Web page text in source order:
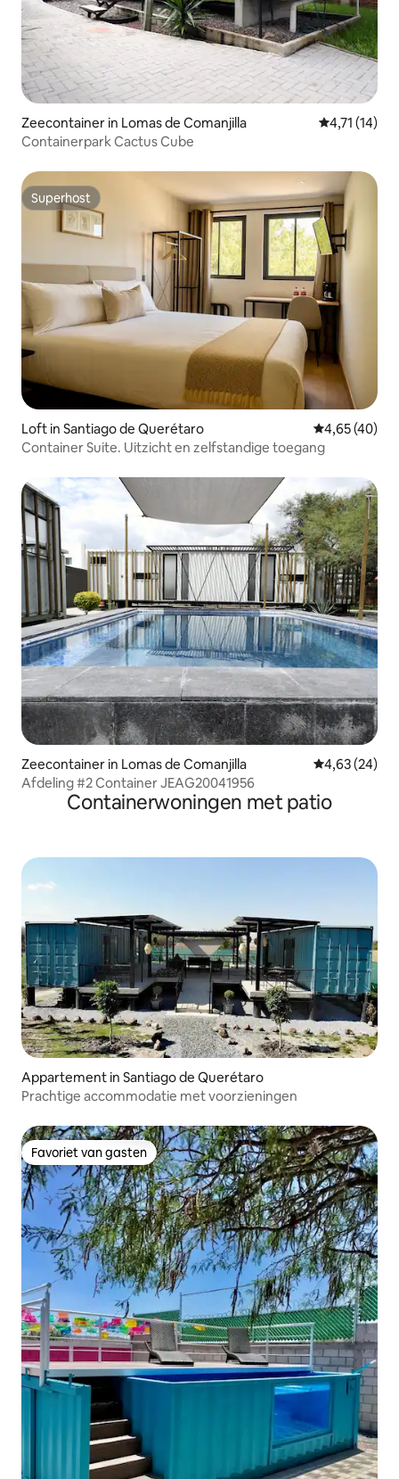
Zeecontainer in Lomas de Comanjilla Gemiddelde
4,71 (14)
Containerpark Cactus Cube
Superhost
Superhost
Loft in Santiago de Querétaro Gemiddelde
4,65 (40)
Container Suite. Uitzicht en zelfstandige toegang
Zeecontainer in Lomas de Comanjilla Gemiddelde
4,63 (24)
Afdeling #2 Container JEAG20041956
Containerwoningen met patio
Appartement in Santiago de Querétaro
Prachtige accommodatie met voorzieningen
Favoriet van gasten
Favoriet van gasten